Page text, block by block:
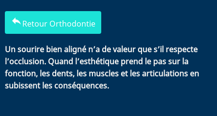
replyRetour Orthodontie
Un sourire bien aligné n’a de valeur que s’il respecte
l’occlusion. Quand l’esthétique prend le pas sur la
fonction, les dents, les muscles et les articulations en
subissent les conséquences.